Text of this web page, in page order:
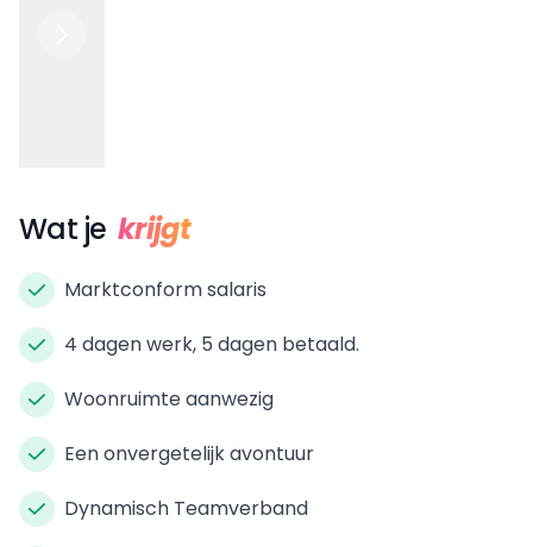
Wat je krijgt
Marktconform salaris
4 dagen werk, 5 dagen betaald.
Woonruimte aanwezig
Een onvergetelijk avontuur
Dynamisch Teamverband